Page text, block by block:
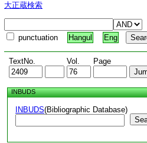
大正蔵検索
punctuation Hangul Eng
TextNo. Vol. Page
INBUDS
INBUDS(Bibliographic Database)